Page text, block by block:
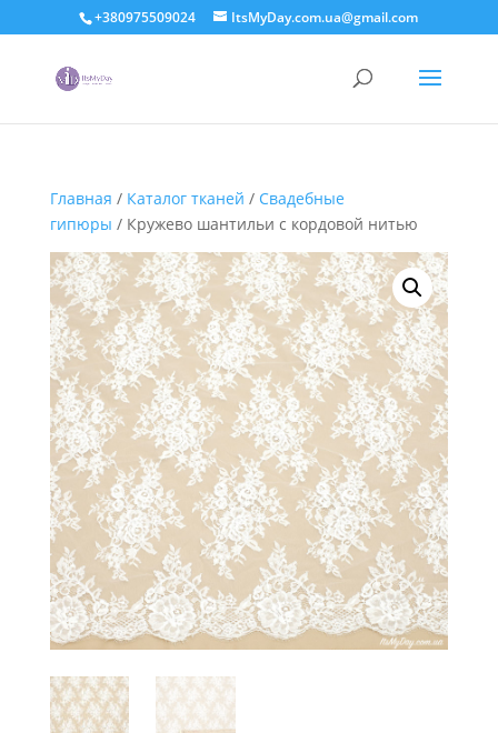
+380975509024 ItsMyDay.com.ua@gmail.com
Главная / Каталог тканей / Свадебные
гипюры / Кружево шантильи с кордовой нитью